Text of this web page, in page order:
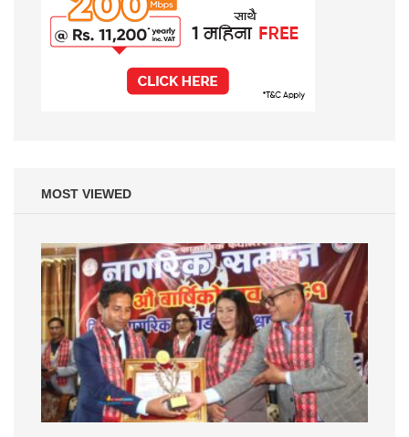
MOST VIEWED